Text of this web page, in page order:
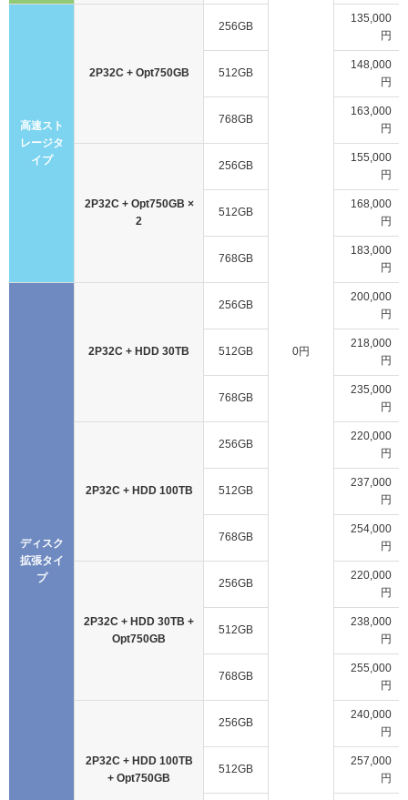
0円
高速スト
レージタ
イプ
2P32C + Opt750GB
256GB
135,000
円
512GB
148,000
円
768GB
163,000
円
2P32C + Opt750GB ×
2
256GB
155,000
円
512GB
168,000
円
768GB
183,000
円
ディスク
拡張タイ
プ
2P32C + HDD 30TB
256GB
200,000
円
512GB
218,000
円
768GB
235,000
円
2P32C + HDD 100TB
256GB
220,000
円
512GB
237,000
円
768GB
254,000
円
2P32C + HDD 30TB +
Opt750GB
256GB
220,000
円
512GB
238,000
円
768GB
255,000
円
2P32C + HDD 100TB
+ Opt750GB
256GB
240,000
円
512GB
257,000
円